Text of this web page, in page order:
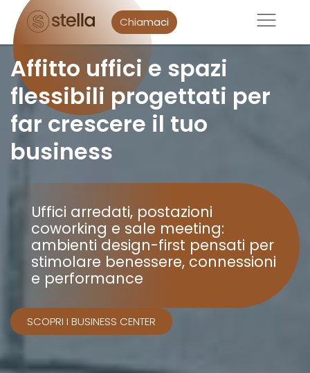
Chiamaci
Affitto uffici e spazi
flessibili progettati per
far crescere il tuo
business
Uffici arredati, postazioni
coworking e sale meeting:
ambienti design-first pensati per
stimolare benessere, connessioni
e performance
SCOPRI I BUSINESS CENTER